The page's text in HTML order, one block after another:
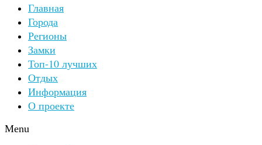
Главная
Города
Регионы
Замки
Топ-10 лучших
Отдых
Информация
О проекте
Menu